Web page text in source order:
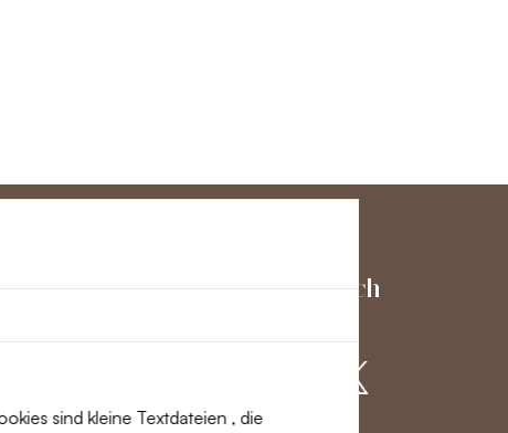
sind kleine Textdateien , die
Schließen Sie sich